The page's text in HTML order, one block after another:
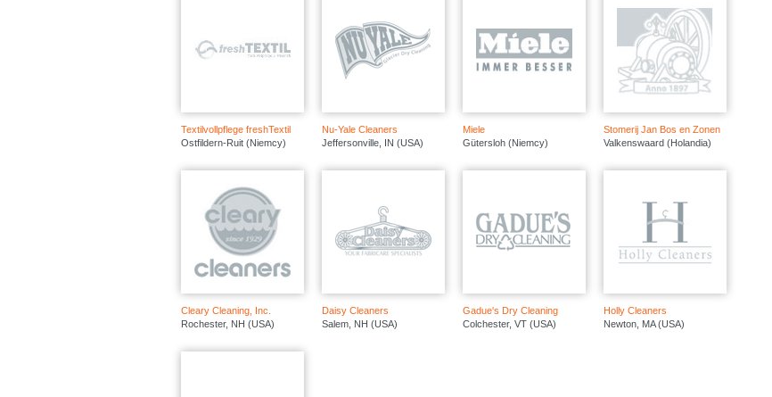
Textilvollpflege freshTextil
Ostfildern-Ruit (Niemcy)
Nu-Yale Cleaners
Jeffersonville, IN (USA)
Miele
Gütersloh (Niemcy)
Stomerij Jan Bos en Zonen
Valkenswaard (Holandia)
Cleary Cleaning, Inc.
Rochester, NH (USA)
Daisy Cleaners
Salem, NH (USA)
Gadue's Dry Cleaning
Colchester, VT (USA)
Holly Cleaners
Newton, MA (USA)